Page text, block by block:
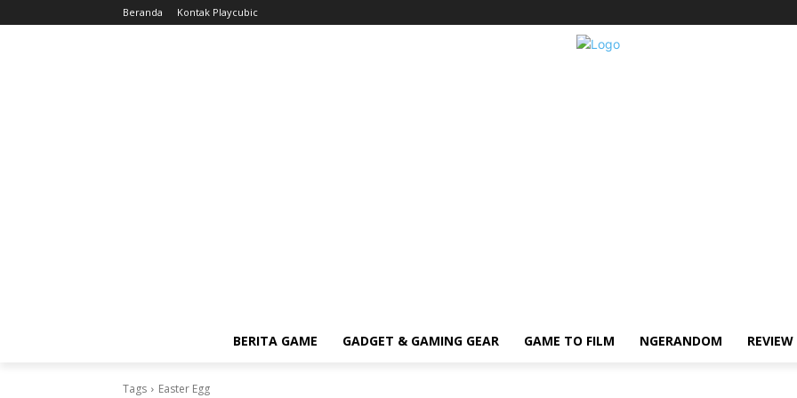
Beranda Kontak Playcubic
BERITA GAME GADGET & GAMING GEAR GAME TO FILM NGERANDOM REVIEW
Tags Easter Egg